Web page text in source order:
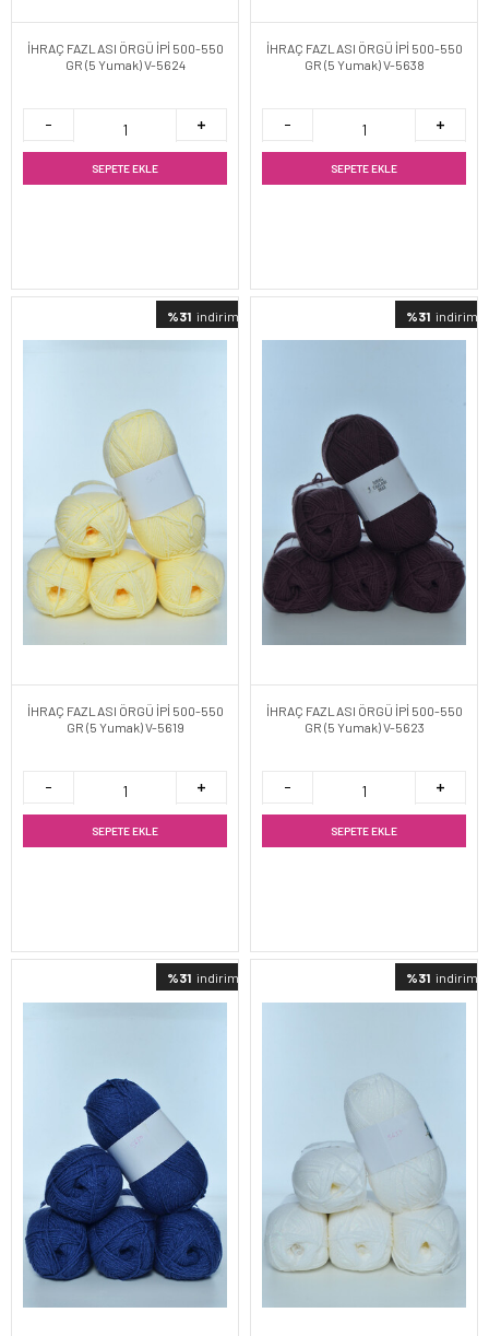
İHRAÇ FAZLASI ÖRGÜ İPİ 500-550
GR (5 Yumak) V-5624
SEPETE EKLE
İHRAÇ FAZLASI ÖRGÜ İPİ 500-550
GR (5 Yumak) V-5638
SEPETE EKLE
%31 indirimli
İHRAÇ FAZLASI ÖRGÜ İPİ 500-550
GR (5 Yumak) V-5619
SEPETE EKLE
%31 indirimli
İHRAÇ FAZLASI ÖRGÜ İPİ 500-550
GR (5 Yumak) V-5623
SEPETE EKLE
%31 indirimli %31 indirimli